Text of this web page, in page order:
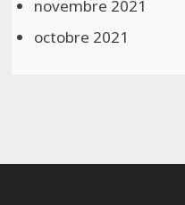
novembre 2021
octobre 2021